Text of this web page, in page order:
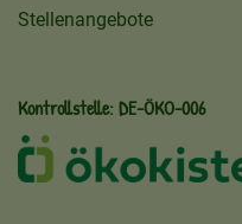
Stellenangebote
Kontrollstelle: DE-ÖKO-006